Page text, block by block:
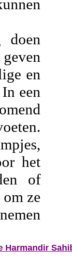
doen
en
een
het
of
ze
Harmandir